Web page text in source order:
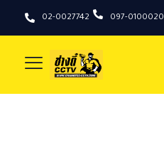
02-0027742 097-0100020